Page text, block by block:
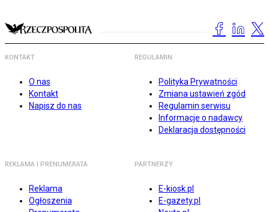
KONTAKT
O nas
Kontakt
Napisz do nas
REGULAMIN
Polityka Prywatności
Zmiana ustawień zgód
Regulamin serwisu
Informacje o nadawcy
Deklaracja dostępności
REKLAMA I PRENUMERATA
Reklama
Ogłoszenia
PARTNERZY
E-kiosk.pl
E-gazety.pl